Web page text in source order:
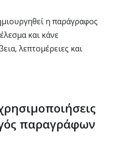
η παράγραφος
και κάνε
λεπτομέρειες και
παραγράφων